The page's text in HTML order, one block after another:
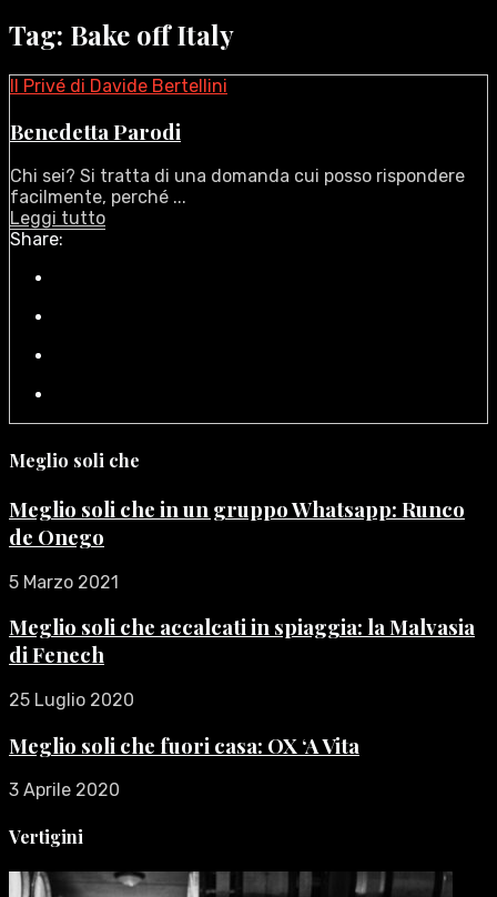
Tag: Bake off Italy
Il Privé di Davide Bertellini
Benedetta Parodi
Chi sei? Si tratta di una domanda cui posso rispondere
facilmente, perché ...
Leggi tutto
Share:
Meglio soli che
Meglio soli che in un gruppo Whatsapp: Runco
de Onego
5 Marzo 2021
Meglio soli che accalcati in spiaggia: la Malvasia
di Fenech
25 Luglio 2020
Meglio soli che fuori casa: OX ‘A Vita
3 Aprile 2020
Vertigini